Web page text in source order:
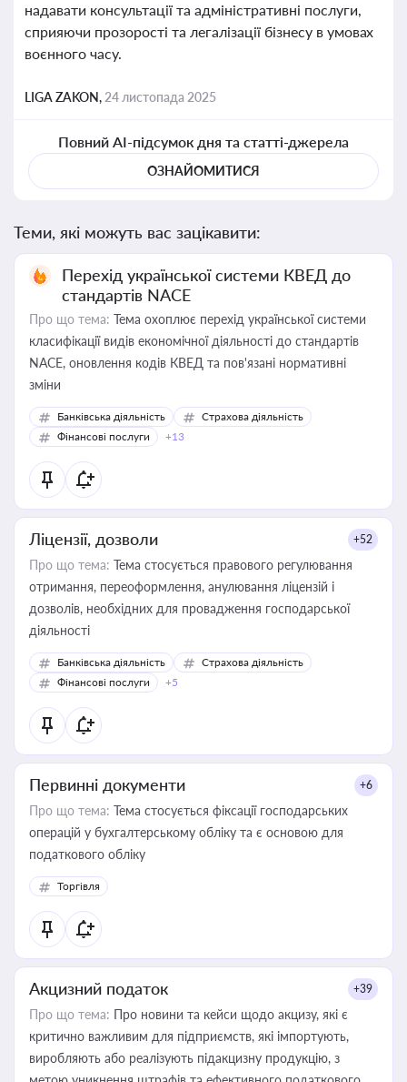
надавати консультації та адміністративні послуги,
сприяючи прозорості та легалізації бізнесу в умовах
воєнного часу.
LIGA ZAKON, 24 листопада 2025
Повний AI-підсумок дня та статті-джерела
ОЗНАЙОМИТИСЯ
Теми, які можуть вас зацікавити:
Перехід української системи КВЕД до
стандартів NACE
Про що тема: Тема охоплює перехід української системи
класифікації видів економічної діяльності до стандартів
NACE, оновлення кодів КВЕД та пов'язані нормативні
зміни
Банківська діяльність
Страхова діяльність
Фінансові послуги
+13
Ліцензії, дозволи +52
Про що тема: Тема стосується правового регулювання
отримання, переоформлення, анулювання ліцензій і
дозволів, необхідних для провадження господарської
діяльності
Банківська діяльність
Страхова діяльність
Фінансові послуги
+5
Первинні документи +6
Про що тема: Тема стосується фіксації господарських
операцій у бухгалтерському обліку та є основою для
податкового обліку
Торгівля
Акцизний податок +39
Про що тема: Про новини та кейси щодо акцизу, які є
критично важливим для підприємств, які імпортують,
виробляють або реалізують підакцизну продукцію, з